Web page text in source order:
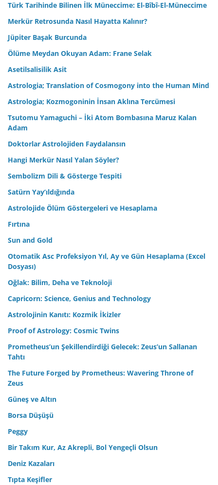
Türk Tarihinde Bilinen İlk Müneccime: El-Bîbî-El-Müneccime
Merkür Retrosunda Nasıl Hayatta Kalınır?
Jüpiter Başak Burcunda
Ölüme Meydan Okuyan Adam: Frane Selak
Asetilsalisilik Asit
Astrologia; Translation of Cosmogony into the Human Mind
Astrologia; Kozmogoninin İnsan Aklına Tercümesi
Tsutomu Yamaguchi – İki Atom Bombasına Maruz Kalan
Adam
Doktorlar Astrolojiden Faydalansın
Hangi Merkür Nasıl Yalan Söyler?
Sembolizm Dili & Gösterge Tespiti
Satürn Yay’ıldığında
Astrolojide Ölüm Göstergeleri ve Hesaplama
Fırtına
Sun and Gold
Otomatik Asc Profeksiyon Yıl, Ay ve Gün Hesaplama (Excel
Dosyası)
Oğlak: Bilim, Deha ve Teknoloji
Capricorn: Science, Genius and Technology
Astrolojinin Kanıtı: Kozmik İkizler
Proof of Astrology: Cosmic Twins
Prometheus’un Şekillendirdiği Gelecek: Zeus’un Sallanan
Tahtı
The Future Forged by Prometheus: Wavering Throne of
Zeus
Güneş ve Altın
Borsa Düşüşü
Peggy
Bir Takım Kur, Az Akrepli, Bol Yengeçli Olsun
Deniz Kazaları
Tıpta Keşifler